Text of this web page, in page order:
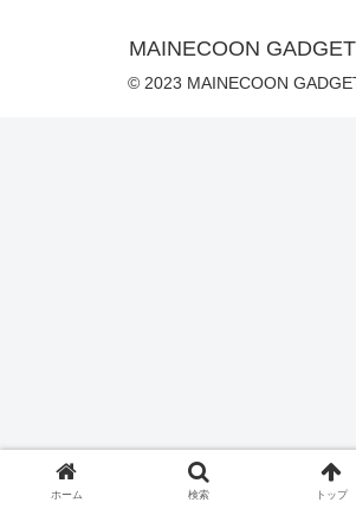
MAINECOON
© 2023 MAINECOON
ホーム 検索 トップ